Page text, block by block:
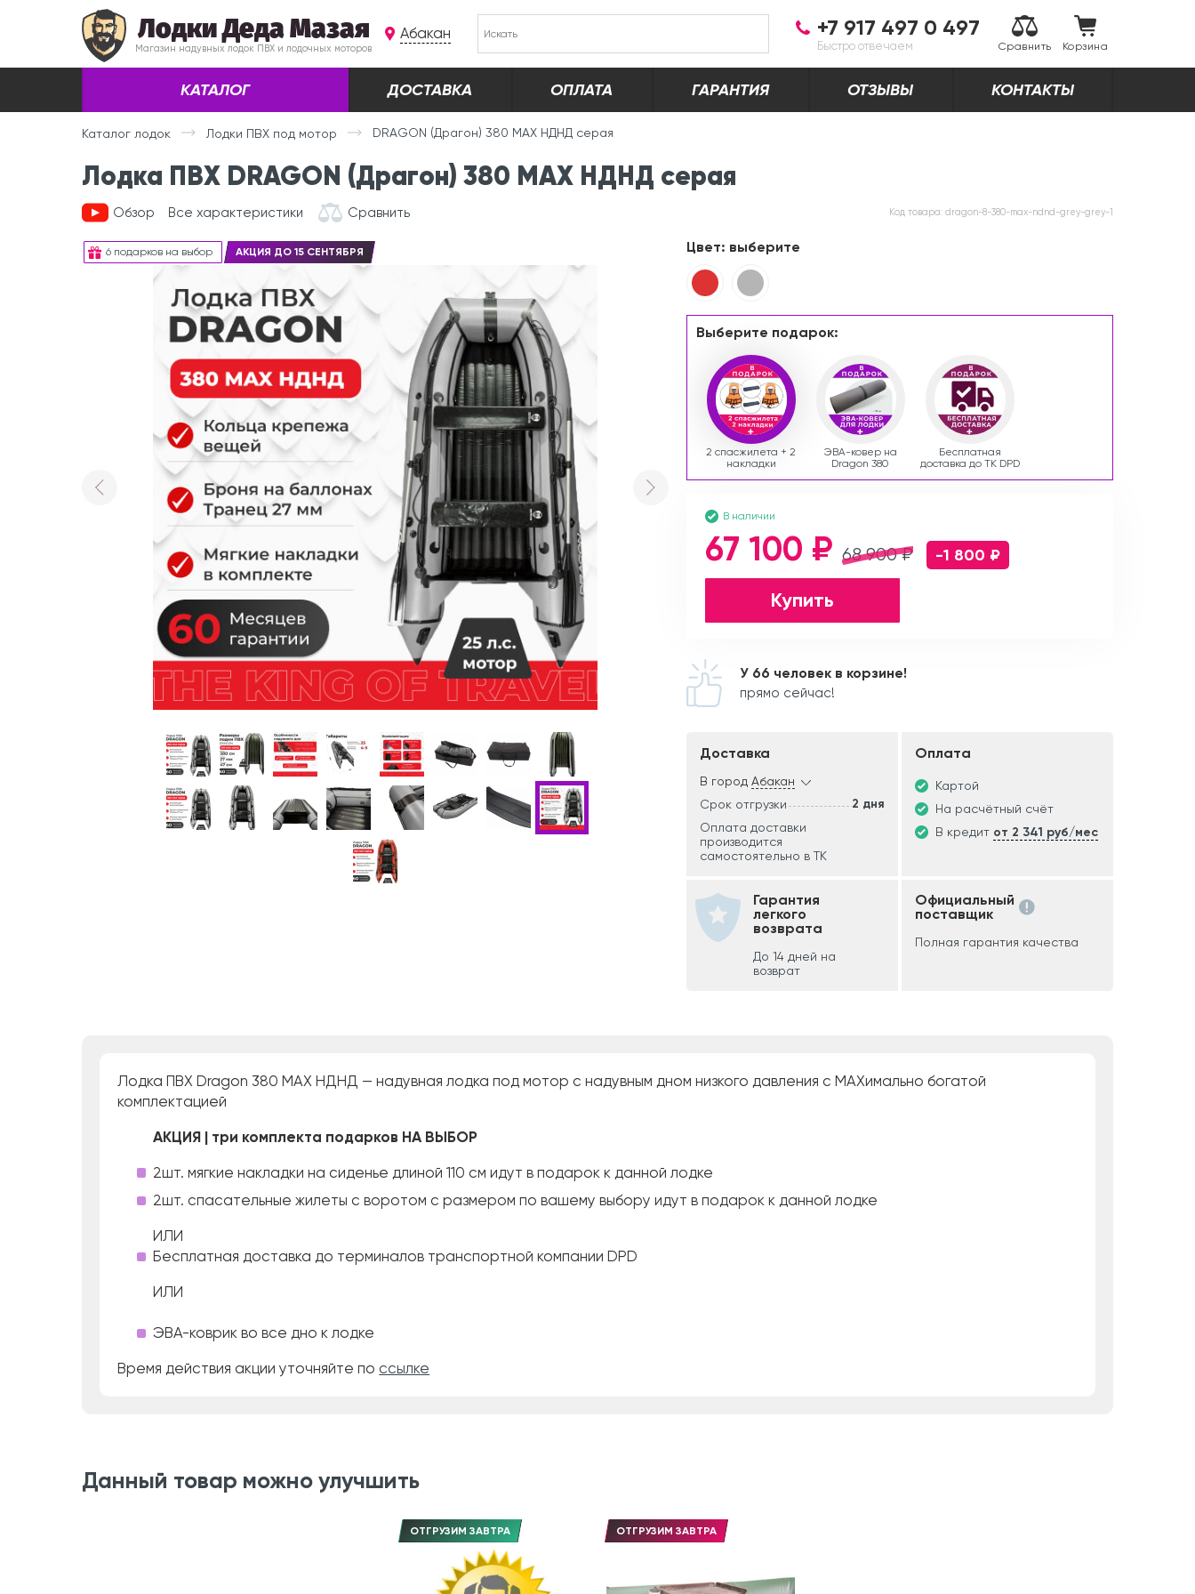
Лодки Деда Мазая
Магазин надувных лодок ПВХ и лодочных моторов
Абакан +7 917 497 0 497
Быстро отвечаем Сравнить Корзина
КАТАЛОГ ДОСТАВКА ОПЛАТА ГАРАНТИЯ ОТЗЫВЫ КОНТАКТЫ
Каталог лодок Лодки ПВХ под мотор DRAGON (Драгон) 380 MAX НДНД серая
Лодка ПВХ DRAGON (Драгон) 380 MAX НДНД серая
Обзор Все характеристики Сравнить Код товара: dragon-8-380-max-ndnd-grey-grey-1
6 подарков на выбор АКЦИЯ ДО 15 СЕНТЯБРЯ Цвет: выберите
Выберите подарок:
2 спасжилета + 2
накладки
ЭВА-ковер на
Dragon 380
Бесплатная
доставка до ТК DPD
В наличии
68 900 ₽
67 100 ₽ -1 800 ₽
Купить
У 66 человек в корзине!
прямо сейчас!
Доставка
В город Абакан
Срок отгрузки
2 дня
Оплата доставки
производится
самостоятельно в ТК
Оплата
Картой
На расчётный счёт
В кредит от 2 341 руб/мес
Гарантия
легкого
возврата
До 14 дней на
возврат
Официальный
поставщик
Полная гарантия качества
Лодка ПВХ Dragon 380 MAX НДНД — надувная лодка под мотор с надувным дном низкого давления с МАХимально богатой
комплектацией
АКЦИЯ | три комплекта подарков НА ВЫБОР
2шт. мягкие накладки на сиденье длиной 110 см идут в подарок к данной лодке
2шт. спасательные жилеты с воротом с размером по вашему выбору идут в подарок к данной лодке
ИЛИ
Бесплатная доставка до терминалов транспортной компании DPD
ИЛИ
ЭВА-коврик во все дно к лодке
Время действия акции уточняйте поссылке
Данный товар можно улучшить
ОТГРУЗИМ ЗАВТРА ОТГРУЗИМ ЗАВТРА